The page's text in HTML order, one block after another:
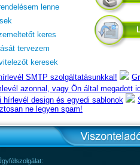
lenne
keres
tervezem
keresek
SMTP szolgáltatásunkkal!
azonnal, vagy Ön által megadott
hírlevél design és egyedi sablonok
ne legyen spam!